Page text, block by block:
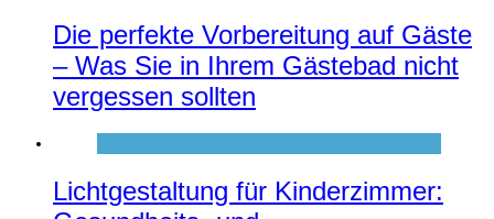
Die perfekte Vorbereitung auf Gäste
– Was Sie in Ihrem Gästebad nicht
vergessen sollten
Lichtgestaltung für Kinderzimmer: